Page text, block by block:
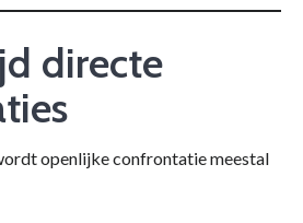
directe
openlijke confrontatie meestal